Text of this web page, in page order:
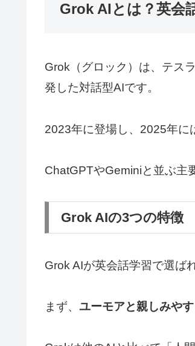
Grok AIとは？英会
Grok（グロック）は、テス
発した対話型AIです。
2023年に登場し、2025年に
ChatGPTやGeminiと並ぶ主
Grok AIの3つの特徴
Grok AIが英会話学習で選ば
まず、 ユーモアと親しみやす